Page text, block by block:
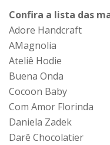
Confira a lista das
Adore Handcraft
AMagnolia
Ateliê Hodie
Buena Onda
Cocoon Baby
Com Amor Florinda
Daniela Zadek
Darê Chocolatier